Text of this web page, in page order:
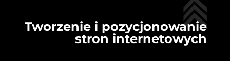
Tworzenie i pozycjonowanie
stron internetowych